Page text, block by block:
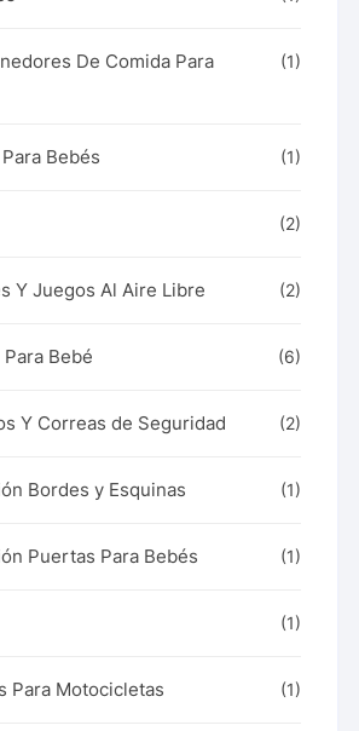
De Comida Para
(1)
Bebés (1)
(2)
Y Juegos Al Aire Libre (2)
Bebé (6)
Y Correas de Seguridad (2)
Bordes y Esquinas (1)
Puertas Para Bebés (1)
(1)
Para Motocicletas (1)